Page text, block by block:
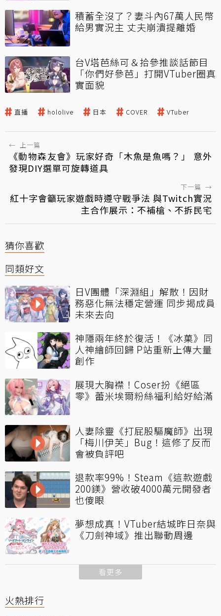
積蓄全沒了？妻斗內67萬人民幣
給男實況主 丈夫崩潰提離婚
台V塔芭絲可＆拾參推談話節目
「你們好參芭」打開VTuber圈真
實面貌
直播 hololive 日本 COVER VTuber
← 上一篇
《動物森友會》玩家好奇「木魚是魚嗎？」 意外
發現DIY選單可旋轉道具
下一篇 →
紅十字會籲玩家遊戲時遵守戰爭法 與Twitch實況
主合作展示：不補槍、不拆民宅
猜你喜歡
同類好文
日V團體「深淵組」解散！因財
務惡化無法穩定營運 同步揭成員
未來去向
神隱兩年終於復活！《冰菓》同
人神繪師回歸 P站重新上傳大量
創作
展現大胸襟！Coser扮《絕區
零》蕾米埃爾粉絲福利給好給滿
人妻除靈《打屁股驅魔師》出現
「梅川伊芙」Bug！這修了反而
會被負評吧
退款率99%！Steam《這款遊戲
200鎂》營收破4000萬元開發者
也傻眼
夢想成真！VTuber結城昨日奈與
《刀劍神域》推出聯動周邊
看更多
火熱排行